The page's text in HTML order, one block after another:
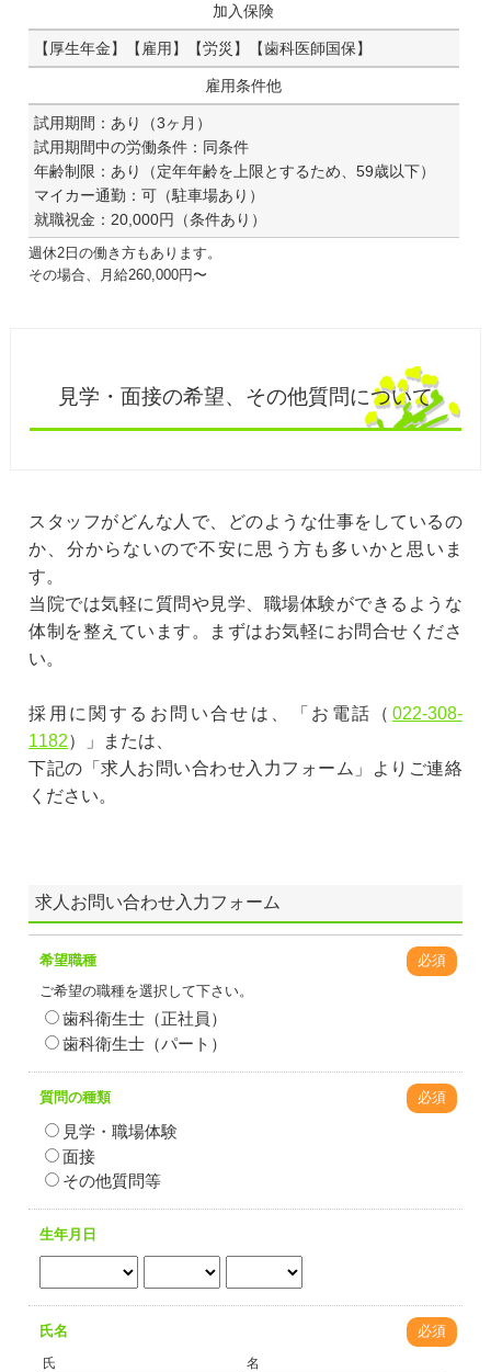
加入保険
【厚生年金】【雇用】【労災】【歯科医師国保】
雇用条件他
試用期間：あり（3ヶ月）
試用期間中の労働条件：同条件
年齢制限：あり（定年年齢を上限とするため、59歳以下）
マイカー通勤：可（駐車場あり）
就職祝金：20,000円（条件あり）
週休2日の働き方もあります。
その場合、月給260,000円〜
見学・面接の希望、その他質問について
スタッフがどんな人で、どのような仕事をしているの
か、分からないので不安に思う方も多いかと思いま
す。
当院では気軽に質問や見学、職場体験ができるような
体制を整えています。まずはお気軽にお問合せくださ
い。
採用に関するお問い合せは、「お電話（ 022-308-
1182）」または、
下記の「求人お問い合わせ入力フォーム」よりご連絡
ください。
求人お問い合わせ入力フォーム
希望職種
必須
ご希望の職種を選択して下さい。
歯科衛生士（正社員）
歯科衛生士（パート）
質問の種類 必須
見学・職場体験
面接
その他質問等
生年月日
氏名 必須
氏 名